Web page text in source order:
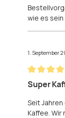
wie es sein
1. September
Bewertung
Super
Seit
Kaffee.